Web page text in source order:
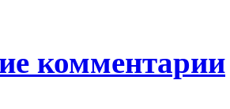
комментарии